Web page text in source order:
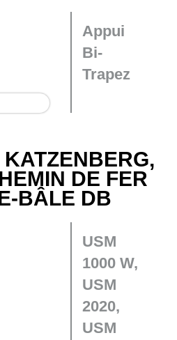
Appui
Bi-
Trapez
DE FER
BÂLE DB
USM
1000 W,
USM
2020,
USM